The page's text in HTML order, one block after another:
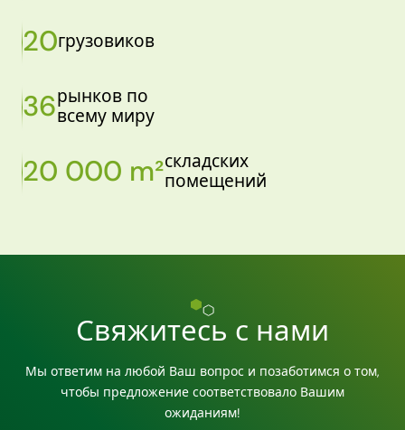
20грузовиков
36рынков по
всему миру
20 000 m²складских
помещений
Свяжитесь с нами
Мы ответим на любой Ваш вопрос и позаботимся о том,
чтобы предложение соответствовало Вашим
ожиданиям!